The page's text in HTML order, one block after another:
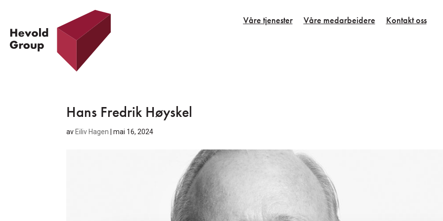
Våre tjenester Våre medarbeidere Kontakt oss
Hans Fredrik Høyskel
av Eiliv Hagen |mai 16, 2024